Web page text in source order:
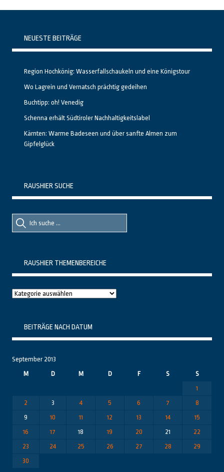
NEUESTE BEITRÄGE
Region Hochkönig: Wasserfallschaukeln und eine Königstour
Wo Lagrein und Vernatsch prächtig gedeihen
Buchtipp: oh! Venedig
Schenna erhält Südtiroler Nachhaltigkeitslabel
Kärnten: Warme Badeseen und über sanfte Almen zum
Gipfelglück
RAUSHIER SUCHE
Suche
nach::
Suche
nach:
RAUSHIER THEMENBEREICHE
Raushier
BEITRÄGE NACH DATUM
September 2013
M
D M D F S
S
1
2
3 4 5 6 7
8
9
10 11 12 13 14
15
16
17 18 19 20 21
22
23
24 25 26 27 28
29
30